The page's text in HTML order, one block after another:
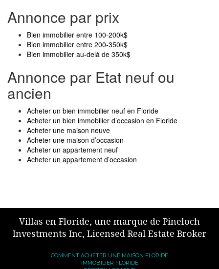
Annonce par prix
Bien immobilier entre 100-200k$
Bien immobilier entre 200-350k$
Bien immobilier au-delà de 350k$
Annonce par Etat neuf ou
ancien
Acheter un bien immobilier neuf en Floride
Acheter un bien immobilier d’occasion en Floride
Acheter une maison neuve
Acheter une maison d’occasion
Acheter un appartement neuf
Acheter un appartement d’occasion
Villas en Floride, une marque de Pineloch
Investments Inc, Licensed Real Estate Broker
COMMENT ACHETER UNE MAISON FLORIDE
IMMOBILIER FLORIDE